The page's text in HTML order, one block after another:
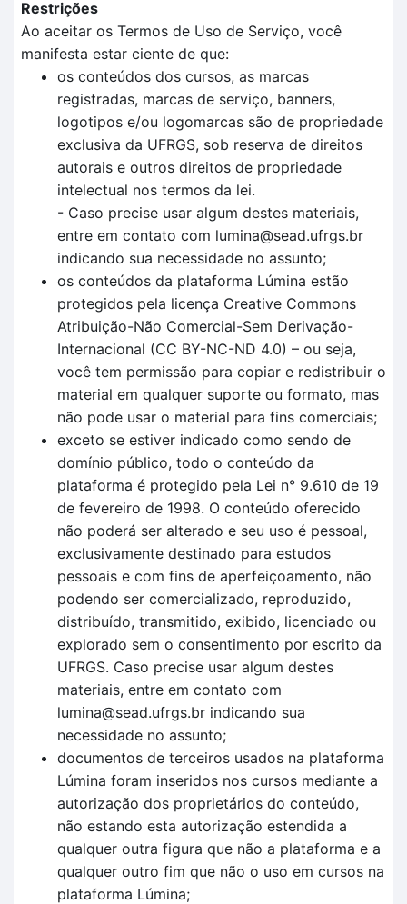
Restrições
Ao aceitar os Termos de Uso de Serviço, você
manifesta estar ciente de que:
os conteúdos dos cursos, as marcas
registradas, marcas de serviço, banners,
logotipos e/ou logomarcas são de propriedade
exclusiva da UFRGS, sob reserva de direitos
autorais e outros direitos de propriedade
intelectual nos termos da lei.
- Caso precise usar algum destes materiais,
entre em contato com lumina@sead.ufrgs.br
indicando sua necessidade no assunto;
os conteúdos da plataforma Lúmina estão
protegidos pela licença Creative Commons
Atribuição-Não Comercial-Sem Derivação-
Internacional (CC BY-NC-ND 4.0) – ou seja,
você tem permissão para copiar e redistribuir o
material em qualquer suporte ou formato, mas
não pode usar o material para fins comerciais;
exceto se estiver indicado como sendo de
domínio público, todo o conteúdo da
plataforma é protegido pela Lei n° 9.610 de 19
de fevereiro de 1998. O conteúdo oferecido
não poderá ser alterado e seu uso é pessoal,
exclusivamente destinado para estudos
pessoais e com fins de aperfeiçoamento, não
podendo ser comercializado, reproduzido,
distribuído, transmitido, exibido, licenciado ou
explorado sem o consentimento por escrito da
UFRGS. Caso precise usar algum destes
materiais, entre em contato com
lumina@sead.ufrgs.br indicando sua
necessidade no assunto;
documentos de terceiros usados na plataforma
Lúmina foram inseridos nos cursos mediante a
autorização dos proprietários do conteúdo,
não estando esta autorização estendida a
qualquer outra figura que não a plataforma e a
qualquer outro fim que não o uso em cursos na
plataforma Lúmina;